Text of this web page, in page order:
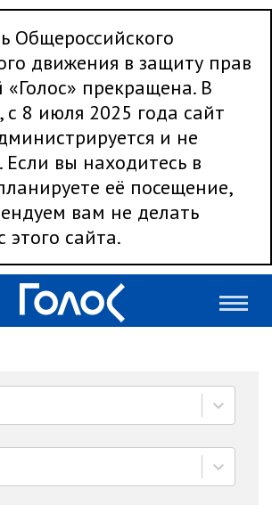
Общероссийского
движения в защиту прав
«Голос» прекращена. В
с 8 июля 2025 года сайт
и не
Если вы находитесь в
её посещение,
вам не делать
этого сайта.